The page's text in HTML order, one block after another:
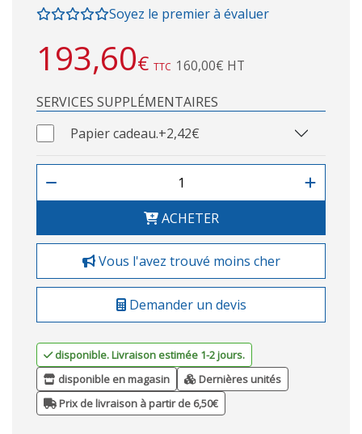
Soyez le premier à évaluer
193,60€ TTC 160,00€ HT
SERVICES SUPPLÉMENTAIRES
Papier cadeau.+2,42€
ACHETER
Vous l'avez trouvé moins cher
Demander un devis
disponible. Livraison estimée 1-2 jours.
disponible en magasin
Dernières unités
Prix de livraison à partir de 6,50€